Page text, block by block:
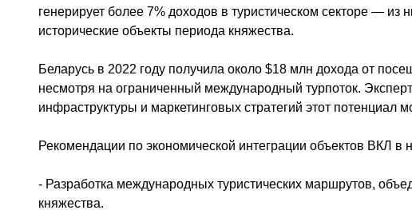
генерирует более 7% доходов в туристическом секторе — из
исторические объекты периода княжества.
Беларусь в 2022 году получила около $18 млн дохода от
несмотря на ограниченный международный турпоток.
инфраструктуры и маркетинговых стратегий этот потенциал
Рекомендации по экономической интеграции объектов ВКЛ в
- Разработка международных туристических маршрутов,
княжества.